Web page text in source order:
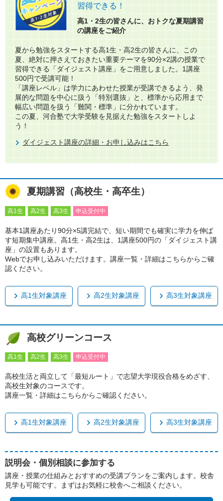
習得できる！​
高1・2生の皆さんに、おトクな夏期講習
の講座をご紹介​
夏から勉強をスタートする高1生・高2生の皆さんに、この
夏、絶対に押さえておきたい重要テーマを90分×2講の授業で
習得できる「ダイジェスト講座」をご用意しました。1講座
500円で受講可能！
「講座レベル」は学力にあわせた授業が受講できるよう、発
展的な問題を中心に扱う「特別選抜」と、標準から応用まで
幅広い問題を扱う「難関・標準」に分かれています。​
この夏、河合塾で大学受験を見据えた勉強をスタートしよ
う！
ダイジェスト講座の詳細・お申し込みはこちら
夏期講習（高校生・高卒生）
高1生 高2生 高3生 申込受付中
基本1講座あたり90分×5講完結で、短い期間でも確実に学力を伸ば
す短期集中講座。高1生・高2生は、1講座500円の「ダイジェスト講
座」の設置もあります。
Webでお申し込みいただけます。講座一覧・詳細はこちらからご確
認ください。
高1生対象講座 高2生対象講座 高3生対象講座
高校グリーンコース
高1生 高2生 高3生 申込受付中
高校生活と両立して「最短ルート」で志望大学現役合格をめざす、
高校生対象のコースです。
講座一覧・詳細はこちらからご確認ください。
高1生対象講座 高2生対象講座 高3生対象講座
説明会・個別相談に参加する
講座・授業の仕組みとおすすめの受講プランをご案内します。校舎
見学も可能です。まずはお気軽に校舎へご相談ください。